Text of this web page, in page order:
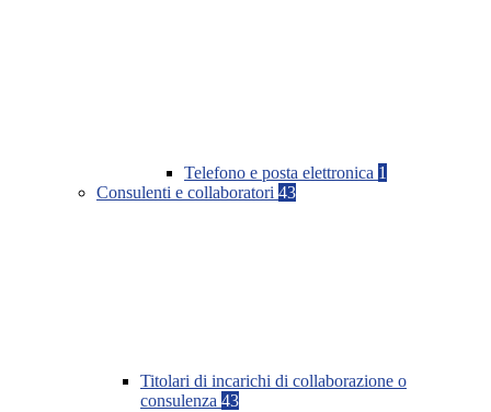
Telefono e posta elettronica 1
Consulenti e collaboratori 43
Titolari di incarichi di collaborazione o
consulenza 43